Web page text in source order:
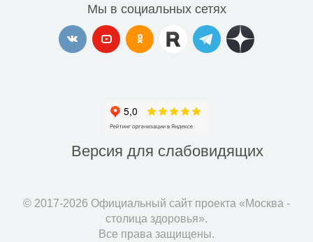
Мы в социальных сетях
Версия для слабовидящих
© 2017-2026 Официальный сайт проекта «Москва -
столица здоровья».
Все права защищены.